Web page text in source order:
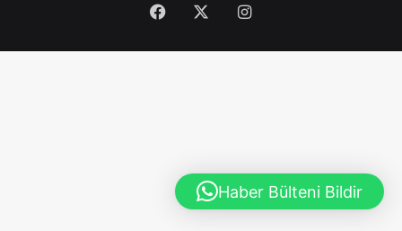
Facebook Instagram
Haber Bülteni Bildir